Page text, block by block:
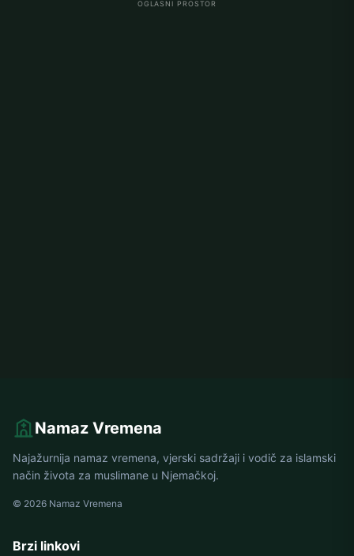
OGLASNI PROSTOR
Namaz Vremena
Najažurnija namaz vremena, vjerski sadržaji i vodič za islamski
način života za muslimane u Njemačkoj.
© 2026 Namaz Vremena
Brzi linkovi